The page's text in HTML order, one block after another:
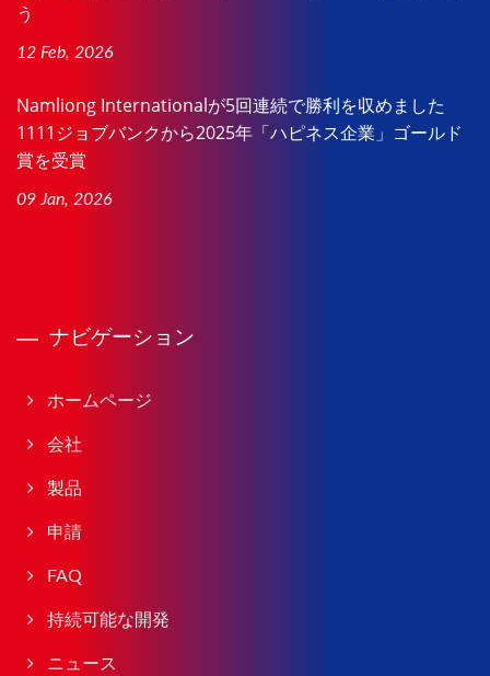
う
12 Feb, 2026
Namliong Internationalが5回連続で勝利を収めました
1111ジョブバンクから2025年「ハピネス企業」ゴールド
賞を受賞
09 Jan, 2026
ナビゲーション
ホームページ
会社
製品
申請
FAQ
持続可能な開発
ニュース